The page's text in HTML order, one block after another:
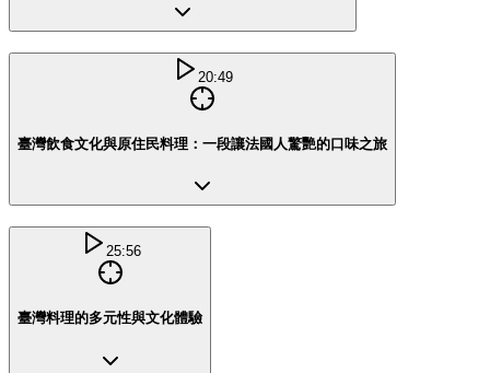
20:49
臺灣飲食文化與原住民料理：一段讓法國人驚艷的口味之旅
25:56
臺灣料理的多元性與文化體驗